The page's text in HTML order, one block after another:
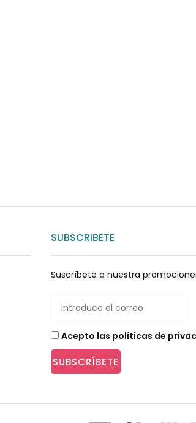
SUBSCRIBETE
Suscríbete a nuestra
Acepto las políticas de
SUBSCRÍBETE